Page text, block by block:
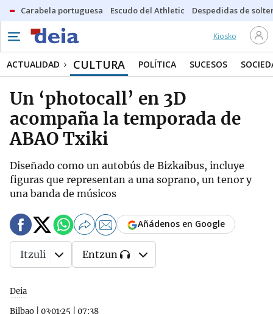
Carabela portuguesa Escudo del Athletic Despedidas de
Kiosko
ACTUALIDAD CULTURA POLÍTICA SUCESOS
Un ‘photocall’ en 3D
acompaña la temporada de
ABAO Txiki
Diseñado como un autobús de Bizkaibus, incluye
figuras que representan a una soprano, un tenor y
una banda de músicos
Deia
Bilbao
03·01·25 07:38
Añádenos en Google
Itzuli Entzun